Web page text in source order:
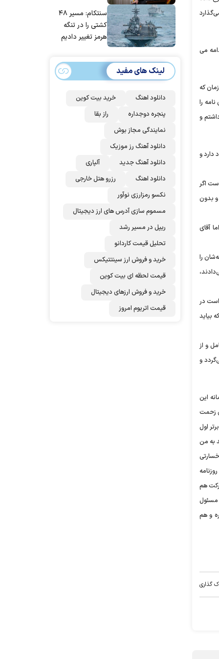
می‌گذارد
می
که
را
و
دارد و
است اگر
و بدون
آقای
را
است در
که بیاید
و از
و
این
و شرکتی که موسوی زحمت
اول
به من
هم
مسئول
و هم
گذاری
مردم ایران استسنتکام: مسیر ۴۸
کشتی را در تنگه
هرمز تغییر دادیم
لینک های مفید
دانلود اهنگ
خرید بیت کوین
پنجره دوجداره
راز بقا
نمایندگی مجاز بوش
دانلود آهنگ رز‌ موزیک
دانلود آهنگ جدید
آلپاری
دانلود اهنگ
رزرو هتل خارجی
نکسو رمزارزی نوآور
مسموم سازی آدرس های ارز دیجیتال
ریپل در مسیر رشد
تحلیل قیمت کاردانو
خرید و فروش ارز سینتتیکس
قیمت لحظه ای بیت کوین
خرید و فروش ارزهای دیجیتال
قیمت اتریوم امروز